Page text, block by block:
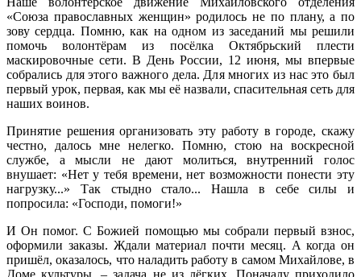
«Союза православных женщин» родилось не по плану, а по
зову сердца. Помню, как на одном из заседаний мы решили
помочь волонтёрам из посёлка Октябрьский плести
маскировочные сети. В День России, 12 июня, мы впервые
собрались для этого важного дела. Для многих из нас это был
первый урок, первая, как мы её назвали, спасительная сеть для
наших воинов.
Принятие решения организовать эту работу в городе, скажу
честно, далось мне нелегко. Помню, стою на воскресной
службе, а мысли не дают молиться, внутренний голос
внушает: «Нет у тебя времени, нет возможности понести эту
нагрузку...» Так стыдно стало... Нашла в себе силы и
попросила: «Господи, помоги!»
И Он помог. С Божией помощью мы собрали первый взнос,
оформили заказы. Ждали материал почти месяц. А когда он
пришёл, оказалось, что наладить работу в самом Михайлове, в
Доме культуры, – задача не из лёгких. Поначалу приходило